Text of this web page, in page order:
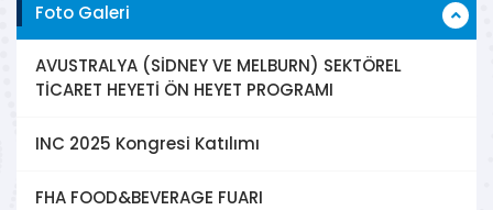
Foto Galeri
AVUSTRALYA (SİDNEY VE MELBURN) SEKTÖREL
TİCARET HEYETİ ÖN HEYET PROGRAMI
INC 2025 Kongresi Katılımı
FHA FOOD&BEVERAGE FUARI